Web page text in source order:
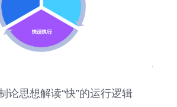
论思想解读“快”的运行逻辑